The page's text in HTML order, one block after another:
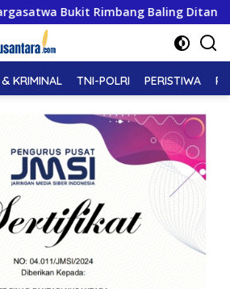
Bukit Rimbang Baling Ditangkap,
KRIMINAL TNI-POLRI PERISTIWA